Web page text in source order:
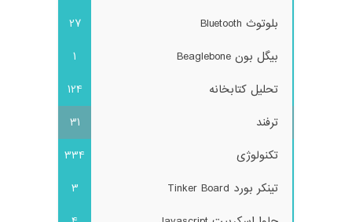
بلوتوث Bluetooth
27
بیگل بون Beaglebone
1
تحلیل کتابخانه
124
ترفند
31
تکنولوژی
334
تینکر بورد Tinker Board
3